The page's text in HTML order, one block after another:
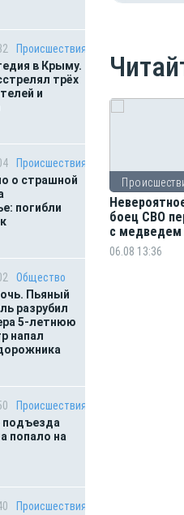
Происшествия
в Крыму.
трёх
и
Происшествия
о страшной
погибли
Общество
Пьяный
разрубил
5-летнюю
напал
Происшествия
подъезда
попало на
Происшествия
боец СВО
с медведем
06.08 13:36